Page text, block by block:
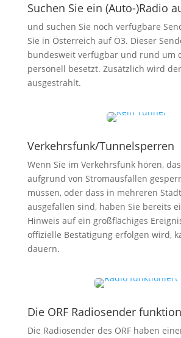
Suchen Sie ein (Auto-)Radio
und suchen Sie noch verfügbare
Sie in Österreich auf Ö3. Dieser
bundesweit verfügbar und rund um
personell besetzt. Zusätzlich wird
ausgestrahlt.
Verkehrsfunk/Tunnelsperren
Wenn Sie im Verkehrsfunk hören,
aufgrund von Stromausfällen
müssen, oder dass in mehreren
ausgefallen sind, haben Sie bereits
Hinweis auf ein großflächiges
offizielle Bestätigung erfolgen wird,
dauern.
Die ORF Radiosender
Die Radiosender des ORF haben